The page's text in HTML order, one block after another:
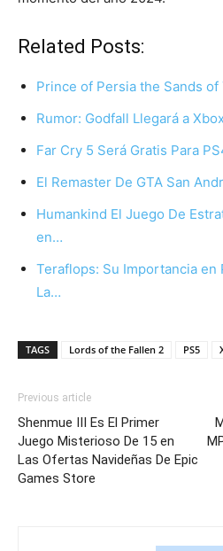
Related Posts:
Prince of Persia the Sands
Rumor: Godfall Llegará a
Far Cry 5 Será Gratis Para
El Remaster De GTA San
Humankind El Juego De
en…
Teraflops: Su Importancia en
La…
TAGS Lords of the Fallen 2 PS5
Previous article
Shenmue III Es El Primer
Juego Misterioso De 15 en
Las Ofertas Navideñas De Epic
Games Store